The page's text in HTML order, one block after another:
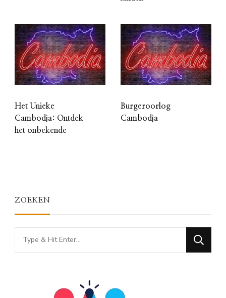
Het Unieke
Cambodja: Ontdek
het onbekende
Burgeroorlog
Cambodja
ZOEKEN
Looking
for